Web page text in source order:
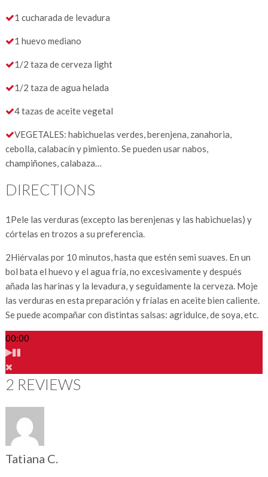
1 cucharada de levadura
1 huevo mediano
1/2 taza de cerveza light
1/2 taza de agua helada
4 tazas de aceite vegetal
VEGETALES: habichuelas verdes, berenjena, zanahoria,
cebolla, calabacín y pimiento. Se pueden usar nabos,
champiñones, calabaza…
DIRECTIONS
1Pele las verduras (excepto las berenjenas y las habichuelas) y
córtelas en trozos a su preferencia.
2Hiérvalas por 10 minutos, hasta que estén semi suaves. En un
bol bata el huevo y el agua fría, no excesivamente y después
añada las harinas y la levadura, y seguidamente la cerveza. Moje
las verduras en esta preparación y fríalas en aceite bien caliente.
Se puede acompañar con distintas salsas: agridulce, de soya, etc.
00:00
2 REVIEWS
Tatiana C.